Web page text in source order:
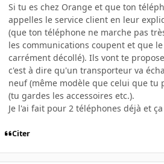
Si tu es chez Orange et que ton
appelles le service client en leur
(que ton téléphone ne marche pas
les communications coupent et que
carrément décollé). Ils vont te
c'est à dire qu'un transporteur va
neuf (même modèle que celui que tu
(tu gardes les accessoires etc.).
Je l'ai fait pour 2 téléphones déjà et
Citer